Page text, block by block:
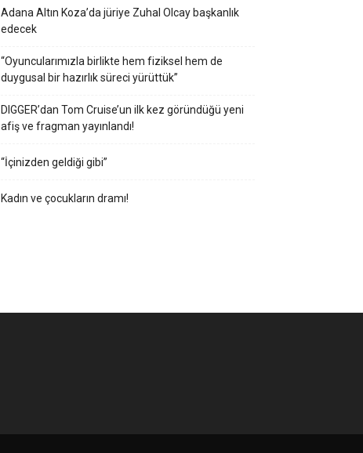
Adana Altın Koza’da jüriye Zuhal Olcay başkanlık
edecek
“Oyuncularımızla birlikte hem fiziksel hem de
duygusal bir hazırlık süreci yürüttük”
DIGGER’dan Tom Cruise’un ilk kez göründüğü yeni
afiş ve fragman yayınlandı!
“İçinizden geldiği gibi”
Kadın ve çocukların dramı!